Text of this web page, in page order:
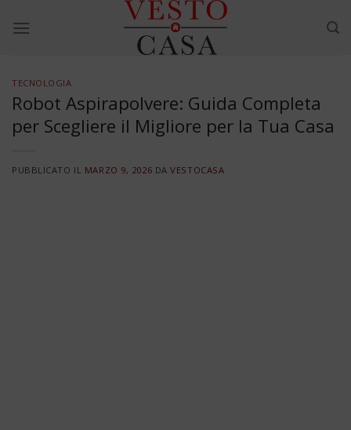
TECNOLOGIA
Robot Aspirapolvere: Guida Completa
per Scegliere il Migliore per la Tua Casa
PUBBLICATO IL MARZO 9, 2026 DAVESTOCASA